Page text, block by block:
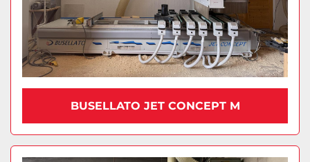
BUSELLATO JET CONCEPT M